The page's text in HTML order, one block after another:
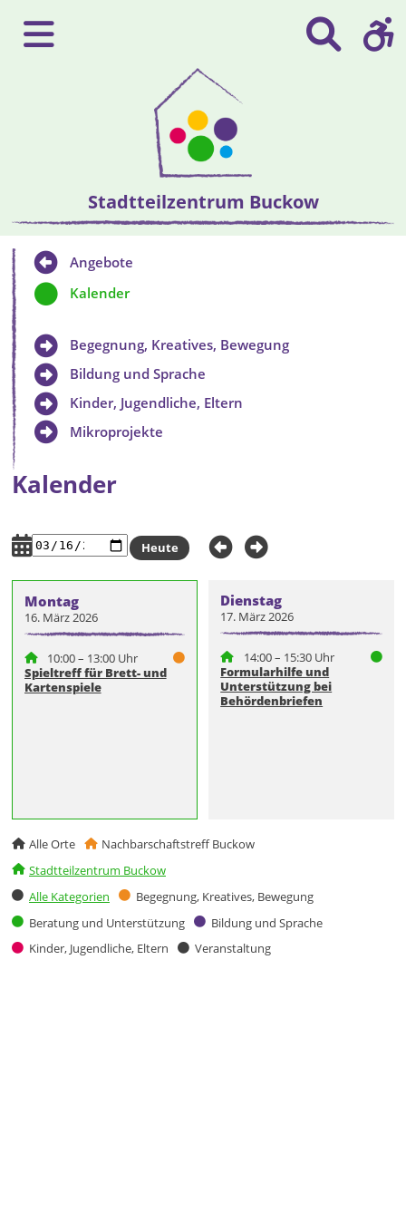
Stadtteilzentrum Buckow
Kalender
Montag
16. März 2026
10:00 – 13:00 Uhr
Spieltreff für Brett- und
Kartenspiele
Dienstag
17. März 2026
14:00 – 15:30 Uhr
Formularhilfe und
Unterstützung bei
Behördenbriefen
Alle Orte
Nachbarschaftstreff Buckow
Stadtteilzentrum Buckow
Alle Kategorien
Begegnung, Kreatives, Bewegung
Beratung und Unterstützung
Bildung und Sprache
Kinder, Jugendliche, Eltern
Veranstaltung
Heute
Angebote
Kalender
Begegnung, Kreatives, Bewegung
Bildung und Sprache
Kinder, Jugendliche, Eltern
Mikroprojekte